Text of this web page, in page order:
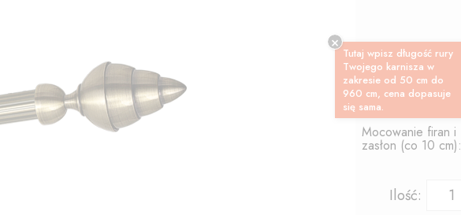
Długość rury:
Wzór końcówki:
Mocowanie firan i
zasłon (co 10 cm):
Ilość:
Tutaj wpisz długość rury
Twojego karnisza w
zakresie od 50 cm do
960 cm, cena dopasuje
się sama.